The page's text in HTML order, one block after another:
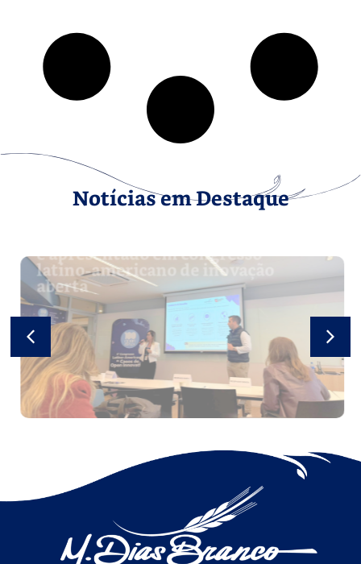
Notícias em Destaque
Case de gamificação da estratégia
é apresentado em congresso
latino-americano de inovação
aberta
Leia mais